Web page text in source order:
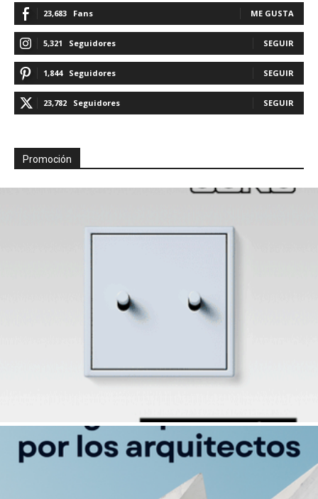
23,683 Fans ME GUSTA
5,321 Seguidores SEGUIR
1,844 Seguidores SEGUIR
23,782 Seguidores SEGUIR
Promoción